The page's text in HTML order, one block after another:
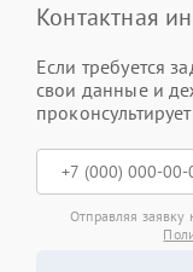
Контактная
Если требуется
свои данные и
Отправляя заявку